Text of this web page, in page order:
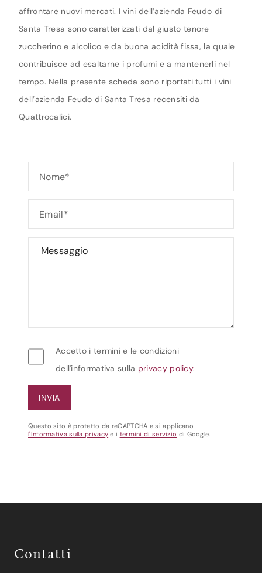
affrontare nuovi mercati. I vini dell’azienda Feudo di
Santa Tresa sono caratterizzati dal giusto tenore
zuccherino e alcolico e da buona acidità fissa, la quale
contribuisce ad esaltarne i profumi e a mantenerli nel
tempo. Nella presente scheda sono riportati tutti i vini
dell’azienda Feudo di Santa Tresa recensiti da
Quattrocalici.
Accetto i termini e le condizioni
dell'informativa sulla privacy policy.
Questo sito è protetto da reCAPTCHA e si applicano
l'Informativa sulla privacy e i termini di servizio di Google.
Contatti